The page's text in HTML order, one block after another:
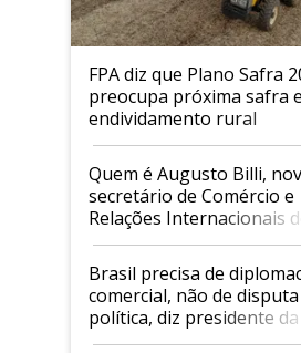
FPA diz que Plano Safra
preocupa próxima safra
endividamento rural
Quem é Augusto Billi,
secretário de Comércio e
Relações Internacionais
Mapa
Brasil precisa de
comercial, não de disputa
política, diz presidente da
Faesp